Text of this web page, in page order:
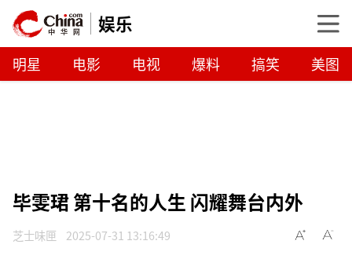
娱乐
明星 电影 电视 爆料 搞笑 美图
毕雯珺 第十名的人生 闪耀舞台内外
芝士味匣 2025-07-31 13:16:49